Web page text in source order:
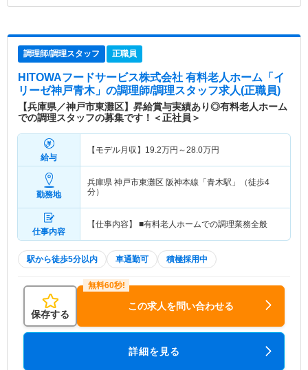
調理師/調理スタッフ 正職員
HITOWAフードサービス株式会社 有料老人ホーム「イ
リーゼ神戸青木」 の調理師/調理スタッフ求人(正職員)
【兵庫県／神戸市東灘区】昇給賞与実績あり◎有料老人ホーム
での調理スタッフの募集です！＜正社員＞
給与
【モデル月収】 19.2万円～28.0万円
勤務地
兵庫県 神戸市東灘区 阪神本線「青木駅」（徒歩4
分）
仕事内容
【仕事内容】 ■有料老人ホームでの調理業務全般
駅から徒歩5分以内 車通勤可 積極採用中
保存する
この求人を問い合わせる
詳細を見る